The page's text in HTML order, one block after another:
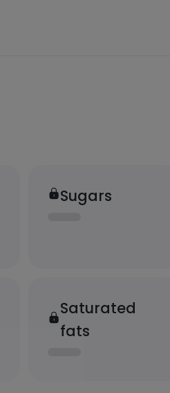
Sugars
Saturated
fats